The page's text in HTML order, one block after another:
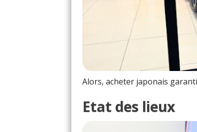
Alors, acheter japonais
Etat des lieux